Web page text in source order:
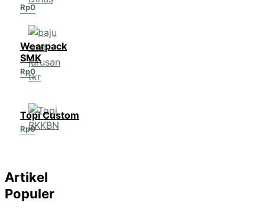
Rp0
Wearpack
SMK
Rp0
Topi Custom
Rp0
Artikel
Populer